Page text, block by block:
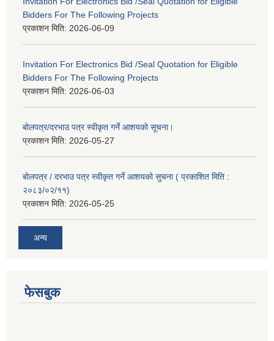
Bidders For The Following Projects
प्रकाशन मिति: 2026-06-09
Invitation For Electronics Bid /Seal Quotation for Eligible
Bidders For The Following Projects
प्रकाशन मिति: 2026-06-03
बोलपत्र/दरभाउ पत्र स्वीकृत गर्ने आशयको सूचना।
प्रकाशन मिति: 2026-05-27
बोलपत्र / दरभाउ पत्र स्वीकृत गर्ने आशयको सुचना ( प्रकाशित मिति :
२०८३/०२/११)
प्रकाशन मिति: 2026-05-25
अन्य
फेसबुक